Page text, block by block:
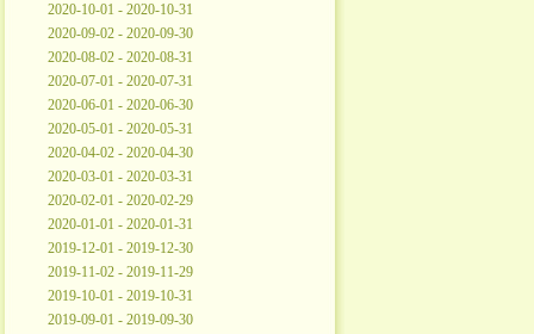
2020-10-01 - 2020-10-31
2020-09-02 - 2020-09-30
2020-08-02 - 2020-08-31
2020-07-01 - 2020-07-31
2020-06-01 - 2020-06-30
2020-05-01 - 2020-05-31
2020-04-02 - 2020-04-30
2020-03-01 - 2020-03-31
2020-02-01 - 2020-02-29
2020-01-01 - 2020-01-31
2019-12-01 - 2019-12-30
2019-11-02 - 2019-11-29
2019-10-01 - 2019-10-31
2019-09-01 - 2019-09-30